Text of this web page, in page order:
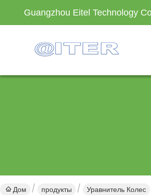
Guangzhou Eitel Technology
Дом продукты Уравнитель Колес